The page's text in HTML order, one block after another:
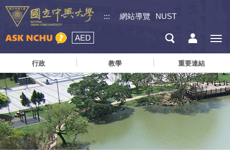
::: 網站導覽 NUST
AED
行政 教學 重要連結